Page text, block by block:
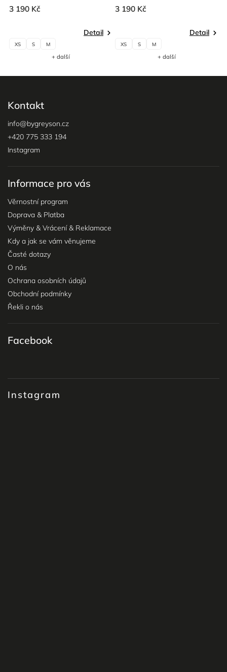
3 190 Kč
Detail
XS S M
+ další
3 190 Kč
Detail
XS S M
+ další
Kontakt
info@bygreyson.cz
+420 775 333 194
Instagram
Informace pro vás
Věrnostní program
Doprava & Platba
Výměny & Vrácení & Reklamace
Kdy a jak se vám věnujeme
Časté dotazy
O nás
Ochrana osobních údajů
Obchodní podmínky
Řekli o nás
Instagram
Facebook